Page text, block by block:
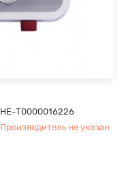
НЕ-Т0000016226
Производитель не указан